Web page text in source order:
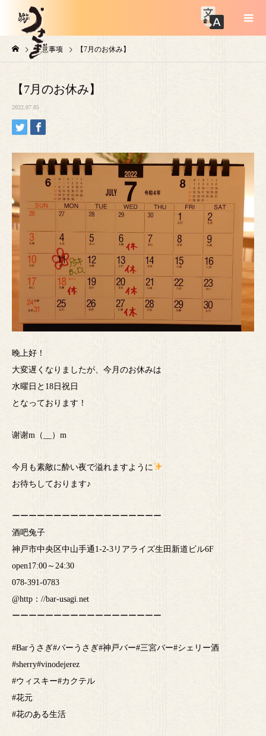
注意事项 【7月のお休み】
【7月のお休み】
2022.07.05
晚上好！
大変遅くなりましたが、今月のお休みは
水曜日と18日祝日
となっております！
谢谢m（__）m
今月も素敵に酔い夜で溢れますように
お待ちしております♪
ーーーーーーーーーーーーーーーーーー
酒吧兔子
神戸市中央区中山手通1-2-3リアライズ生田新道ビル6F
open17:00～24:30
078-391-0783
@http：//bar-usagi.net
ーーーーーーーーーーーーーーーーーー
#Barうさぎ#バーうさぎ#神戸バー#三宮バー#シェリー酒
#sherry#vinodejerez
#ウィスキー#カクテル
#花元
#花のある生活